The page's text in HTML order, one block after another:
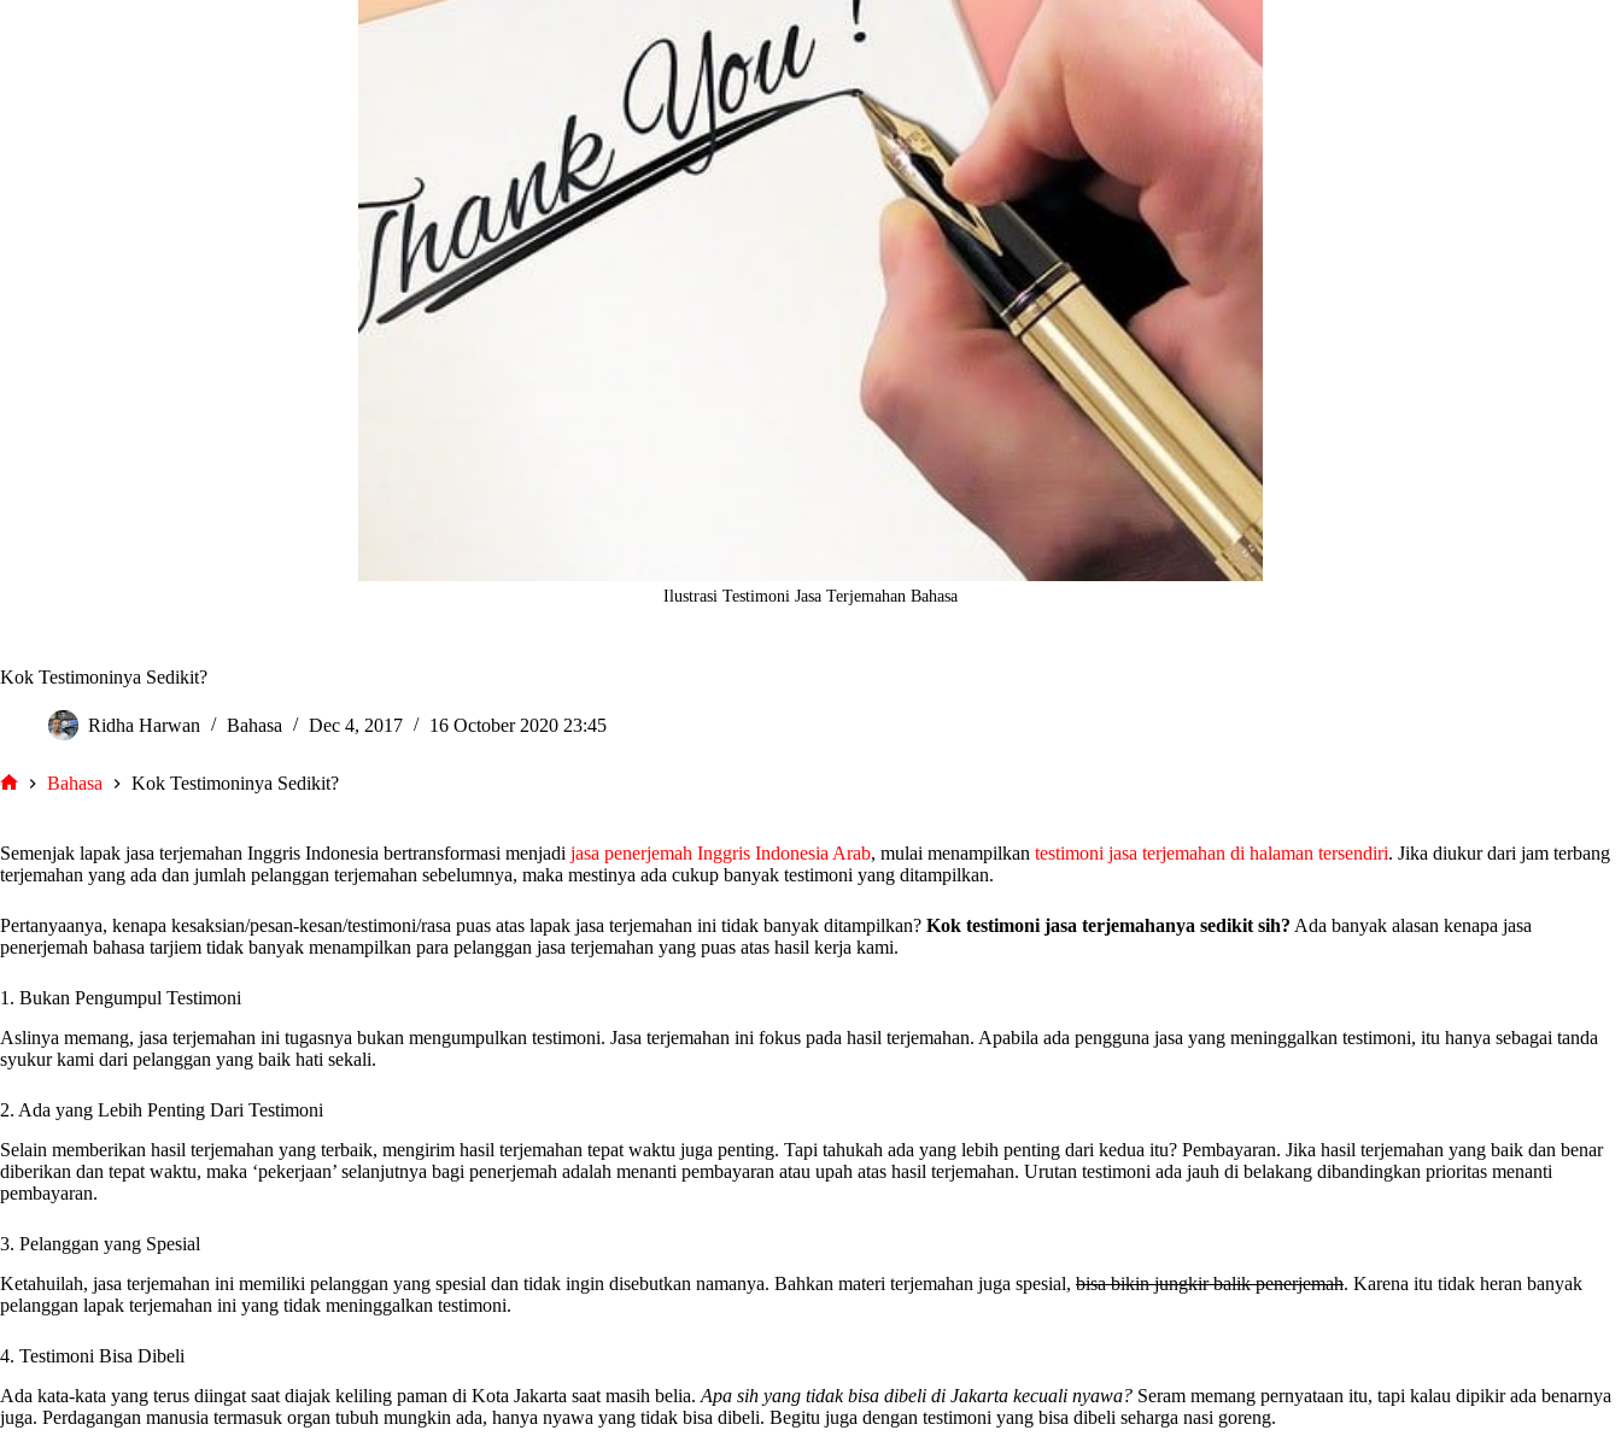
Ilustrasi Testimoni Jasa Terjemahan Bahasa
Kok Testimoninya Sedikit?
Ridha Harwan Bahasa Dec 4, 2017 16 October 2020 23:45
Bahasa Kok Testimoninya Sedikit?
Semenjak lapak jasa terjemahan Inggris Indonesia bertransformasi menjadi jasa penerjemah Inggris Indonesia Arab, mulai menampilkan testimoni jasa terjemahan di halaman tersendiri. Jika diukur dari jam terbang
terjemahan yang ada dan jumlah pelanggan terjemahan sebelumnya, maka mestinya ada cukup banyak testimoni yang ditampilkan.
Pertanyaanya, kenapa kesaksian/pesan-kesan/testimoni/rasa puas atas lapak jasa terjemahan ini tidak banyak ditampilkan? Kok testimoni jasa terjemahanya sedikit sih? Ada banyak alasan kenapa jasa
penerjemah bahasa tarjiem tidak banyak menampilkan para pelanggan jasa terjemahan yang puas atas hasil kerja kami.
1. Bukan Pengumpul Testimoni
Aslinya memang, jasa terjemahan ini tugasnya bukan mengumpulkan testimoni. Jasa terjemahan ini fokus pada hasil terjemahan. Apabila ada pengguna jasa yang meninggalkan testimoni, itu hanya sebagai tanda
syukur kami dari pelanggan yang baik hati sekali.
2. Ada yang Lebih Penting Dari Testimoni
Selain memberikan hasil terjemahan yang terbaik, mengirim hasil terjemahan tepat waktu juga penting. Tapi tahukah ada yang lebih penting dari kedua itu? Pembayaran. Jika hasil terjemahan yang baik dan benar
diberikan dan tepat waktu, maka ‘pekerjaan’ selanjutnya bagi penerjemah adalah menanti pembayaran atau upah atas hasil terjemahan. Urutan testimoni ada jauh di belakang dibandingkan prioritas menanti
pembayaran.
3. Pelanggan yang Spesial
Ketahuilah, jasa terjemahan ini memiliki pelanggan yang spesial dan tidak ingin disebutkan namanya. Bahkan materi terjemahan juga spesial, bisa bikin jungkir balik penerjemah. Karena itu tidak heran banyak
pelanggan lapak terjemahan ini yang tidak meninggalkan testimoni.
4. Testimoni Bisa Dibeli
Ada kata-kata yang terus diingat saat diajak keliling paman di Kota Jakarta saat masih belia. Apa sih yang tidak bisa dibeli di Jakarta kecuali nyawa? Seram memang pernyataan itu, tapi kalau dipikir ada benarnya
juga. Perdagangan manusia termasuk organ tubuh mungkin ada, hanya nyawa yang tidak bisa dibeli. Begitu juga dengan testimoni yang bisa dibeli seharga nasi goreng.